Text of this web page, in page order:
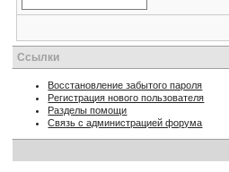
Ссылки
Восстановление забытого пароля
Регистрация нового пользователя
Разделы помощи
Связь с администрацией форума